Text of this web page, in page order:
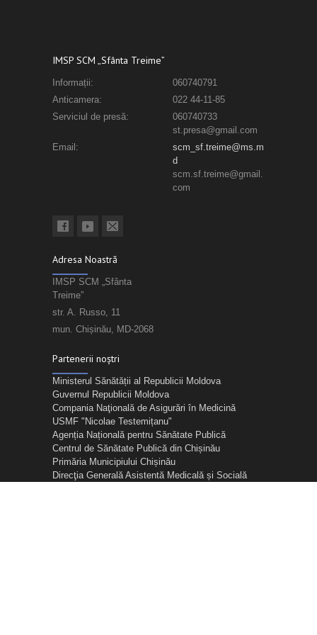
IMSP SCM „Sfânta Treime”
Informații:
060740791
Anticamera:
022 44-11-85
Serviciul de presă:
060740733
st.presa@gmail.com
Email:
scm_sf.treime@ms.m
d
scm.sf.treime@gmail.
com
Adresa Noastră
IMSP SCM „Sfânta
Treime”
str. A. Russo, 11
mun. Chișinău, MD-2068
Partenerii noștri
Ministerul Sănătății al Republicii Moldova
Guvernul Republicii Moldova
Compania Naţională de Asigurări în Medicină
USMF "Nicolae Testemițanu"
Agenția Națională pentru Sănătate Publică
Centrul de Sănătate Publică din Chișinău
Primăria Municipiului Chișinău
Direcţia Generală Asistentă Medicală și Socială